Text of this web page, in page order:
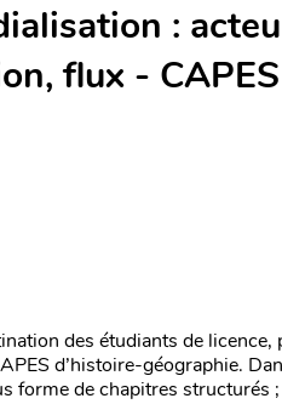
:
flux - CAPES
des étudiants de licence,
d’histoire-géographie.
forme de chapitres structurés